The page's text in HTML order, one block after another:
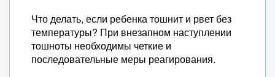
Что делать, если ребенка тошнит и рвет без
температуры? При внезапном наступлении
тошноты необходимы четкие и
последовательные меры реагирования.